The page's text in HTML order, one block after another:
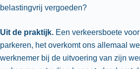
belastingvrij vergoeden?
Uit de praktijk. Een verkeersboete
parkeren, het overkomt ons allemaal
werknemer bij de uitvoering van zijn